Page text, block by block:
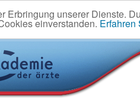
Erbringung unserer Dienste.
einverstanden. Erfahren